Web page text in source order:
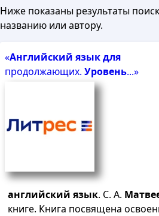
Ниже показаны результаты
названию или автору.
«Английский языкдля
продолжающих. Уровень...»
английский язык. С. А.
книге. Книга посвящена